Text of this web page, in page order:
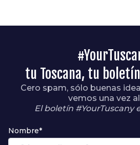
tu Toscana, tu
Cero spam, sólo buenas
vemos una vez
El boletín #YourTuscany
Nombre*